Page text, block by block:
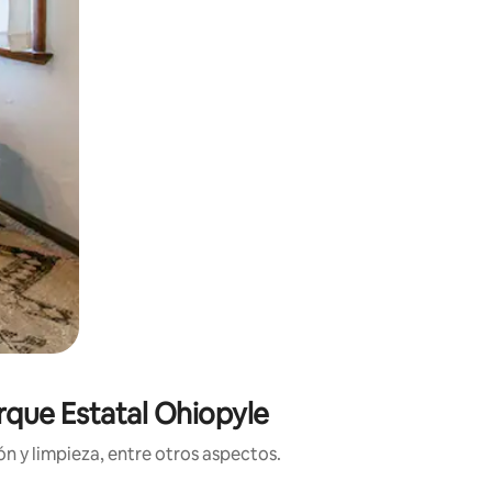
Estatal Ohiopyle
y limpieza, entre otros aspectos.